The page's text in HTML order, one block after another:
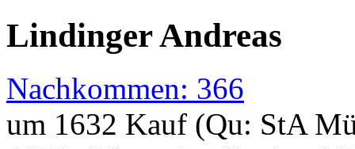
Lindinger Andreas
Nachkommen: 366
um 1632 Kauf (Qu: StA